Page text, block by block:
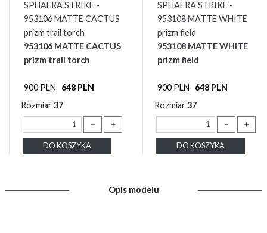
SPHAERA STRIKE -
953106 MATTE CACTUS
prizm trail torch
953106 MATTE CACTUS
prizm trail torch
900 PLN 648 PLN
Rozmiar37
－ ＋
DO KOSZYKA
SPHAERA STRIKE -
953108 MATTE WHITE
prizm field
953108 MATTE WHITE
prizm field
900 PLN 648 PLN
Rozmiar37
－ ＋
DO KOSZYKA
Opis modelu